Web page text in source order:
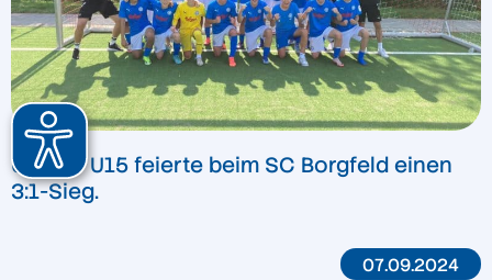
Unsere U15 feierte beim SC Borgfeld einen
3:1-Sieg.
07.09.2024